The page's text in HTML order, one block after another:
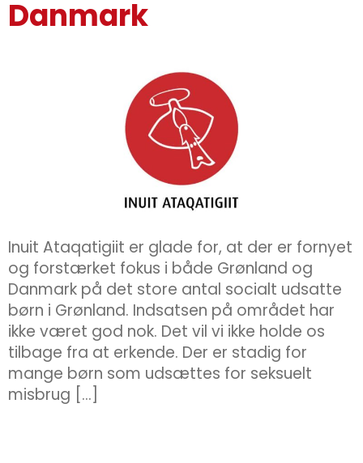
Danmark
Inuit Ataqatigiit er glade for, at der er fornyet
og forstærket fokus i både Grønland og
Danmark på det store antal socialt udsatte
børn i Grønland. Indsatsen på området har
ikke været god nok. Det vil vi ikke holde os
tilbage fra at erkende. Der er stadig for
mange børn som udsættes for seksuelt
misbrug […]